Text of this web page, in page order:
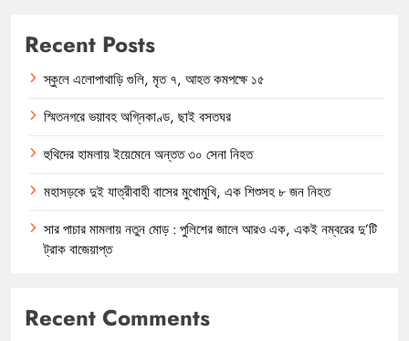
Recent Posts
স্কুলে এলোপাথাড়ি গুলি, মৃত ৭, আহত কমপক্ষে ১৫
স্মিতনগরে ভয়াবহ অগ্নিকাণ্ড, ছাই বসতঘর
হুথিদের হামলায় ইয়েমেনে অন্তত ৩০ সেনা নিহত
মহাসড়কে দুই যাত্রীবাহী বাসের মুখোমুখি, এক শিশুসহ ৮ জন নিহত
সার পাচার মামলায় নতুন মোড় : পুলিশের জালে আরও এক, একই নম্বরের দু’টি
ট্রাক বাজেয়াপ্ত
Recent Comments